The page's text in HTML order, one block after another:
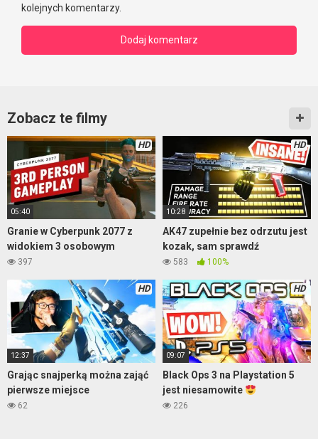
kolejnych komentarzy.
Zobacz te filmy
HD
05:40
Granie w Cyberpunk 2077 z
widokiem 3 osobowym
397
HD
10:28
AK47 zupełnie bez odrzutu jest
kozak, sam sprawdź
583 100%
HD
12:37
Grając snajperką można zająć
pierwsze miejsce
62
HD
09:07
Black Ops 3 na Playstation 5
jest niesamowite
226